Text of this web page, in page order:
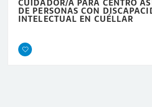
DE PERSONAS CON
INTELECTUAL EN CUÉLLAR